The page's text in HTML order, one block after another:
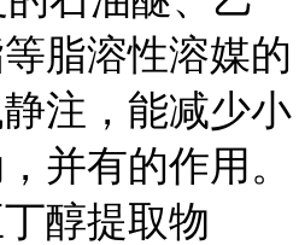
脂溶性溶媒的
注，能减少小
并有的作用。
醇提取物